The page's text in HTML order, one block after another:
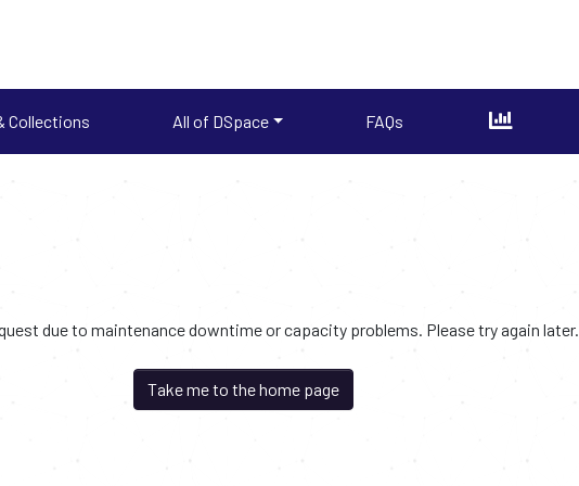
Collections All of DSpace FAQs
due to maintenance downtime or capacity problems. Please try again later.
Take me to the home page